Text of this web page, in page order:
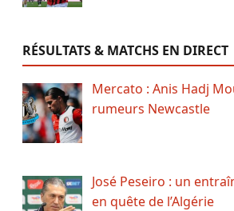
RÉSULTATS & MATCHS EN DIRECT
Mercato : Anis Hadj
rumeurs Newcastle
José Peseiro : un
en quête de l’Algérie